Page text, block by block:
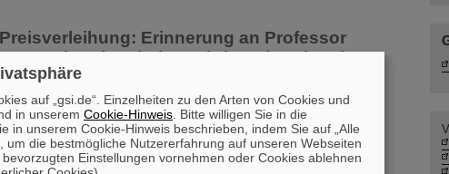
Erinnerung an Professor
Forschende erhalten Christoph-Schmelzer-
einer außergewöhnlichen Lebensleistung und zugleich
für den wissenschaftlichen Nachwuchs: Mit einem feierlichen
auf dem GSI/FAIR-Campus in Darmstadt ehrte die GSI-
den in März 2023 verstorbenen Biophysik-Professor
auf „gsi.de“. Einzelheiten zu den Arten von Cookies und
in unserem Cookie-Hinweis . Bitte willigen Sie in die
in unserem Cookie-Hinweis beschrieben, indem Sie auf „Alle
um die bestmögliche Nutzererfahrung auf unseren Webseiten
Einstellungen vornehmen oder Cookies ablehnen